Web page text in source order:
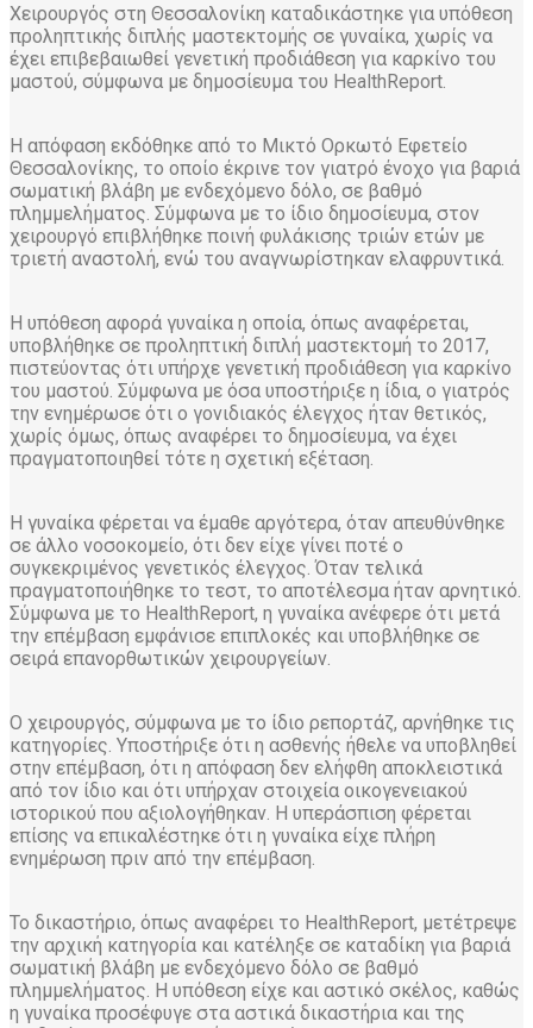
Χειρουργός στη Θεσσαλονίκη καταδικάστηκε για υπόθεση
προληπτικής διπλής μαστεκτομής σε γυναίκα, χωρίς να
έχει επιβεβαιωθεί γενετική προδιάθεση για καρκίνο του
μαστού, σύμφωνα με δημοσίευμα του HealthReport.
Η απόφαση εκδόθηκε από το Μικτό Ορκωτό Εφετείο
Θεσσαλονίκης, το οποίο έκρινε τον γιατρό ένοχο για βαριά
σωματική βλάβη με ενδεχόμενο δόλο, σε βαθμό
πλημμελήματος. Σύμφωνα με το ίδιο δημοσίευμα, στον
χειρουργό επιβλήθηκε ποινή φυλάκισης τριών ετών με
τριετή αναστολή, ενώ του αναγνωρίστηκαν ελαφρυντικά.
Η υπόθεση αφορά γυναίκα η οποία, όπως αναφέρεται,
υποβλήθηκε σε προληπτική διπλή μαστεκτομή το 2017,
πιστεύοντας ότι υπήρχε γενετική προδιάθεση για καρκίνο
του μαστού. Σύμφωνα με όσα υποστήριξε η ίδια, ο γιατρός
την ενημέρωσε ότι ο γονιδιακός έλεγχος ήταν θετικός,
χωρίς όμως, όπως αναφέρει το δημοσίευμα, να έχει
πραγματοποιηθεί τότε η σχετική εξέταση.
Η γυναίκα φέρεται να έμαθε αργότερα, όταν απευθύνθηκε
σε άλλο νοσοκομείο, ότι δεν είχε γίνει ποτέ ο
συγκεκριμένος γενετικός έλεγχος. Όταν τελικά
πραγματοποιήθηκε το τεστ, το αποτέλεσμα ήταν αρνητικό.
Σύμφωνα με το HealthReport, η γυναίκα ανέφερε ότι μετά
την επέμβαση εμφάνισε επιπλοκές και υποβλήθηκε σε
σειρά επανορθωτικών χειρουργείων.
Ο χειρουργός, σύμφωνα με το ίδιο ρεπορτάζ, αρνήθηκε τις
κατηγορίες. Υποστήριξε ότι η ασθενής ήθελε να υποβληθεί
στην επέμβαση, ότι η απόφαση δεν ελήφθη αποκλειστικά
από τον ίδιο και ότι υπήρχαν στοιχεία οικογενειακού
ιστορικού που αξιολογήθηκαν. Η υπεράσπιση φέρεται
επίσης να επικαλέστηκε ότι η γυναίκα είχε πλήρη
ενημέρωση πριν από την επέμβαση.
Το δικαστήριο, όπως αναφέρει το HealthReport, μετέτρεψε
την αρχική κατηγορία και κατέληξε σε καταδίκη για βαριά
σωματική βλάβη με ενδεχόμενο δόλο σε βαθμό
πλημμελήματος. Η υπόθεση είχε και αστικό σκέλος, καθώς
η γυναίκα προσέφυγε στα αστικά δικαστήρια και της